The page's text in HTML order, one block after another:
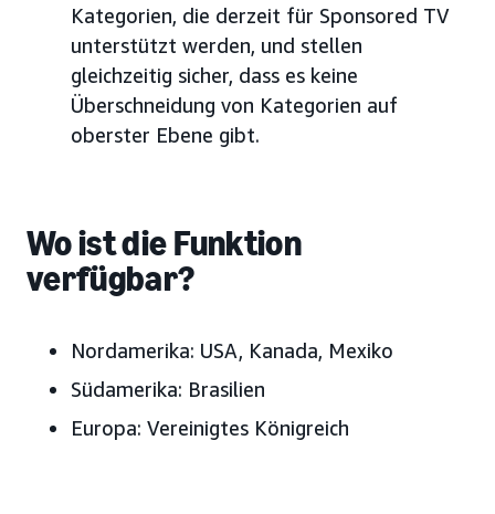
Kategorien, die derzeit für Sponsored TV
unterstützt werden, und stellen
gleichzeitig sicher, dass es keine
Überschneidung von Kategorien auf
oberster Ebene gibt.
Wo ist die Funktion
verfügbar?
Nordamerika: USA, Kanada, Mexiko
Südamerika: Brasilien
Europa: Vereinigtes Königreich